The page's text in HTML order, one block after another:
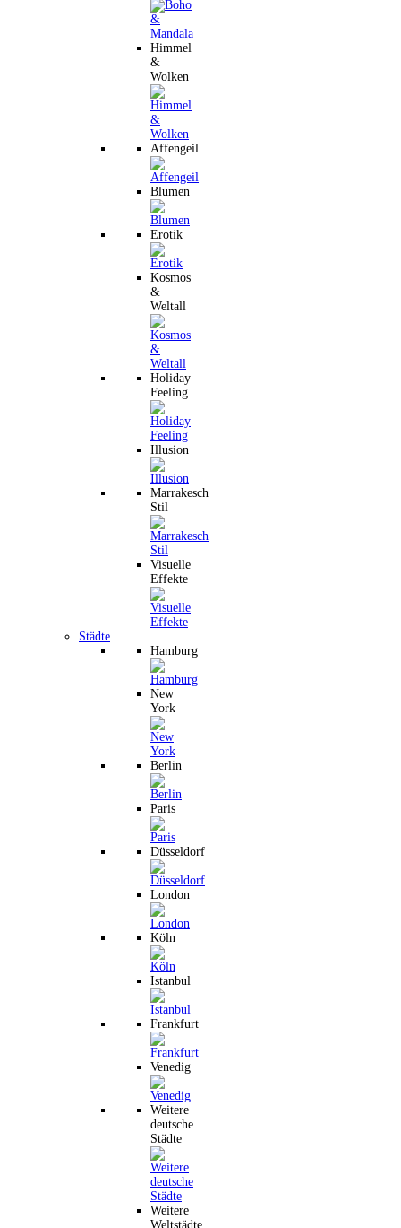
Himmel
&
Wolken
Affengeil
Blumen
Erotik
Kosmos
&
Weltall
Holiday
Feeling
Illusion
Marrakesch
Stil
Visuelle
Effekte
Städte
Hamburg
New
York
Berlin
Paris
Düsseldorf
London
Köln
Istanbul
Frankfurt
Venedig
Weitere
deutsche
Städte
Weitere
Weltstädte